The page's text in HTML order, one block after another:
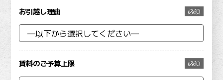
お引越し理由 必須
賃料のご予算上限 必須